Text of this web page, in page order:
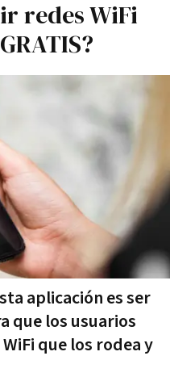
redes WiFi
aplicación es ser
que los usuarios
que los rodea y